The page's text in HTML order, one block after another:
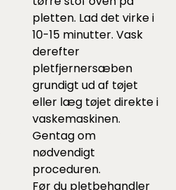
pletten. Lad det virke i
10-15 minutter. Vask
derefter
pletfjernersæben
grundigt ud af tøjet
eller læg tøjet direkte i
vaskemaskinen.
Gentag om
nødvendigt
proceduren.
Før du pletbehandler